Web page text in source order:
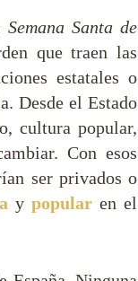
Santa de
que traen las
estatales o
Desde el Estado
cultura popular,
Con esos
ser privados o
ypopular en el